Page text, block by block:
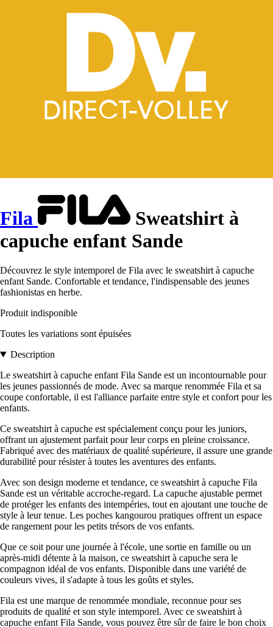
Fila
Sweatshirt à
capuche enfant Sande
Découvrez le style intemporel de Fila avec le sweatshirt à capuche
enfant Sande. Confortable et tendance, l'indispensable des jeunes
fashionistas en herbe.
Produit indisponible
Toutes les variations sont épuisées
Description
Le sweatshirt à capuche enfant Fila Sande est un incontournable pour
les jeunes passionnés de mode. Avec sa marque renommée Fila et sa
coupe confortable, il est l'alliance parfaite entre style et confort pour les
enfants.
Ce sweatshirt à capuche est spécialement conçu pour les juniors,
offrant un ajustement parfait pour leur corps en pleine croissance.
Fabriqué avec des matériaux de qualité supérieure, il assure une grande
durabilité pour résister à toutes les aventures des enfants.
Avec son design moderne et tendance, ce sweatshirt à capuche Fila
Sande est un véritable accroche-regard. La capuche ajustable permet
de protéger les enfants des intempéries, tout en ajoutant une touche de
style à leur tenue. Les poches kangourou pratiques offrent un espace
de rangement pour les petits trésors de vos enfants.
Que ce soit pour une journée à l'école, une sortie en famille ou un
après-midi détente à la maison, ce sweatshirt à capuche sera le
compagnon idéal de vos enfants. Disponible dans une variété de
couleurs vives, il s'adapte à tous les goûts et styles.
Fila est une marque de renommée mondiale, reconnue pour ses
produits de qualité et son style intemporel. Avec ce sweatshirt à
capuche enfant Fila Sande, vous pouvez être sûr de faire le bon choix